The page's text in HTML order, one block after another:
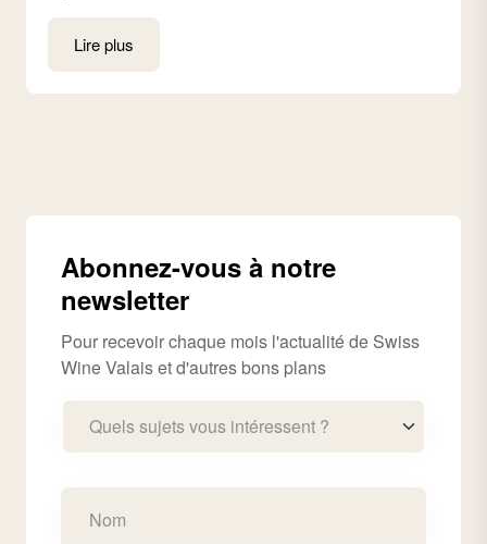
Lire plus
Abonnez-vous à notre
newsletter
Pour recevoir chaque mois l'actualité de Swiss
Wine Valais et d'autres bons plans
Quels sujets vous intéressent ?